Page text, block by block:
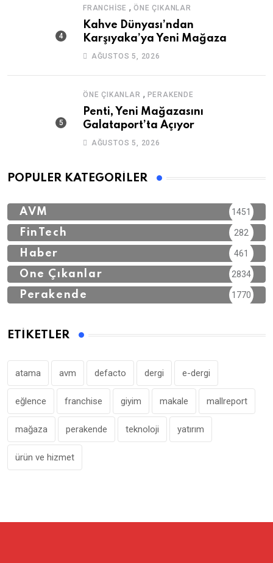
FRANCHISE ,ÖNE ÇIKANLAR
Kahve Dünyası’ndan
Karşıyaka’ya Yeni Mağaza
AĞUSTOS 5, 2026
ÖNE ÇIKANLAR , PERAKENDE
Penti, Yeni Mağazasını
Galataport’ta Açıyor
AĞUSTOS 5, 2026
POPÜLER KATEGORILER
AVM 1451
FinTech 282
Haber 461
Öne Çıkanlar 2834
Perakende 1770
ETIKETLER
atama avm defacto dergi e-dergi
eğlence franchise giyim makale mallreport
mağaza perakende teknoloji yatırım
ürün ve hizmet